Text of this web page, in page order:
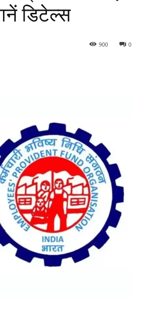
डिटेल्स
0
900